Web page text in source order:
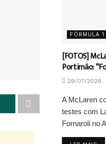
FÓRMULA 1
[FOTOS]
Portimão:
29/07/2026
A McLaren
testes com
Fornaroli no